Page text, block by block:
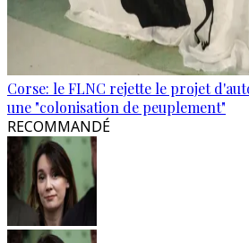
Corse: le FLNC rejette le projet
une "colonisation de peuplement"
RECOMMANDÉ